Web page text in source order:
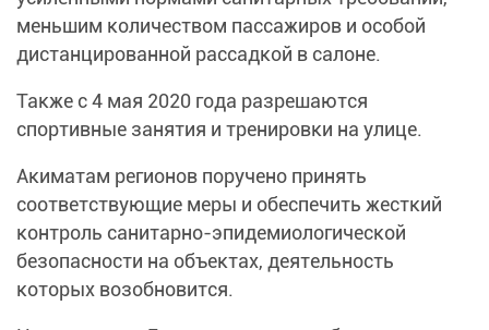
меньшим количеством пассажиров и особой
дистанцированной рассадкой в салоне.
Также с 4 мая 2020 года разрешаются
спортивные занятия и тренировки на улице.
Акиматам регионов поручено принять
соответствующие меры и обеспечить жесткий
контроль санитарно-эпидемиологической
безопасности на объектах, деятельность
которых возобновится.